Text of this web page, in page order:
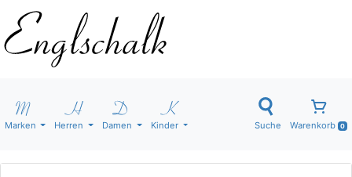
Marken Herren Damen Kinder Suche Warenkorb 0